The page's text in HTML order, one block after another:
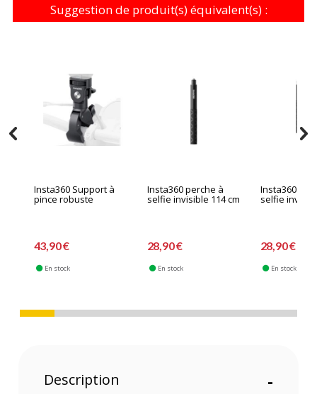
Suggestion de produit(s) équivalent(s) :
Insta360 Support à
pince robuste
43,90 €
En stock
Insta360 perche à
selfie invisible 114 cm
28,90 €
En stock
Insta360
selfie
28,90 €
En stock
Description -